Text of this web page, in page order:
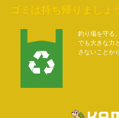
ゴミは持ち帰りましょ
釣り場を守る
でも大きな力
さないことか